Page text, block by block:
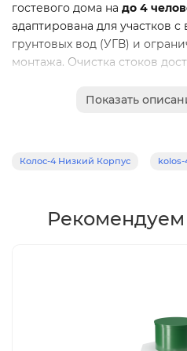
гостевого дома на до 4
адаптирована для участков
грунтовых вод (УГВ) и
монтажа. Очистка стоков
для полива. В отличие от
гидрогеологических
корпуса позволяет
Показать
Колос-4 Низкий Корпус kolos-
Рекомендуем